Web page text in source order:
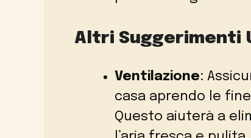
Altri Suggerimenti
Ventilazione:
casa aprendo le
Questo aiuterà a